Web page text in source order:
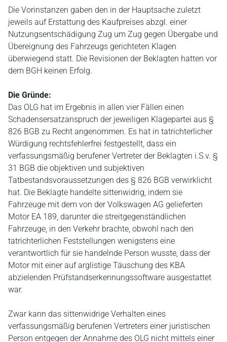
Die Vorinstanzen gaben den in der Hauptsache zuletzt
jeweils auf Erstattung des Kaufpreises abzgl. einer
Nutzungsentschädigung Zug um Zug gegen Übergabe und
Übereignung des Fahrzeugs gerichteten Klagen
überwiegend statt. Die Revisionen der Beklagten hatten vor
dem BGH keinen Erfolg.
Die Gründe:
Das OLG hat im Ergebnis in allen vier Fällen einen
Schadensersatzanspruch der jeweiligen Klagepartei aus §
826 BGB zu Recht angenommen. Es hat in tatrichterlicher
Würdigung rechtsfehlerfrei festgestellt, dass ein
verfassungsmäßig berufener Vertreter der Beklagten i.S.v. §
31 BGB die objektiven und subjektiven
Tatbestandsvoraussetzungen des § 826 BGB verwirklicht
hat. Die Beklagte handelte sittenwidrig, indem sie
Fahrzeuge mit dem von der Volkswagen AG gelieferten
Motor EA 189, darunter die streitgegenständlichen
Fahrzeuge, in den Verkehr brachte, obwohl nach den
tatrichterlichen Feststellungen wenigstens eine
verantwortlich für sie handelnde Person wusste, dass der
Motor mit einer auf arglistige Täuschung des KBA
abzielenden Prüfstandserkennungssoftware ausgestattet
war.
Zwar kann das sittenwidrige Verhalten eines
verfassungsmäßig berufenen Vertreters einer juristischen
Person entgegen der Annahme des OLG nicht mittels einer